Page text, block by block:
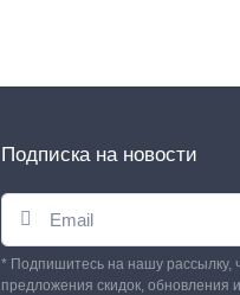
Подписка на новости
* Подпишитесь на нашу рассылку,
предложения скидок,